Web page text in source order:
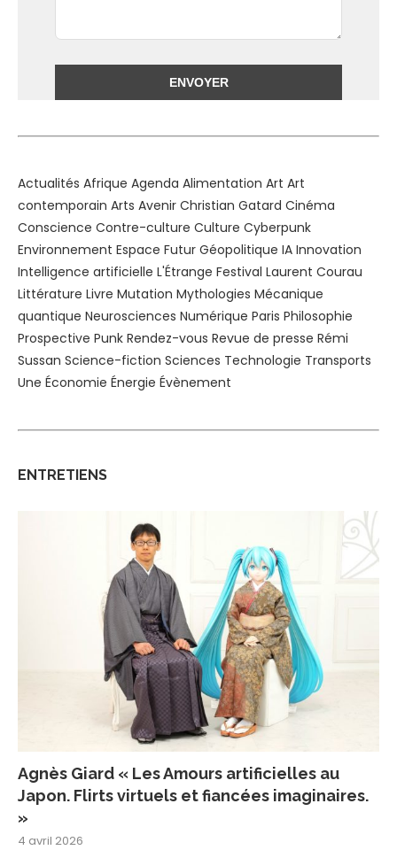
Actualités Afrique Agenda Alimentation Art Art
contemporain Arts Avenir Christian Gatard Cinéma
Conscience Contre-culture Culture Cyberpunk
Environnement Espace Futur Géopolitique IA Innovation
Intelligence artificielle L'Étrange Festival Laurent Courau
Littérature Livre Mutation Mythologies Mécanique
quantique Neurosciences Numérique Paris Philosophie
Prospective Punk Rendez-vous Revue de presse Rémi
Sussan Science-fiction Sciences Technologie Transports
Une Économie Énergie Évènement
ENTRETIENS
Agnès Giard « Les Amours artificielles au
Japon. Flirts virtuels et fiancées imaginaires.
»
4 avril 2026